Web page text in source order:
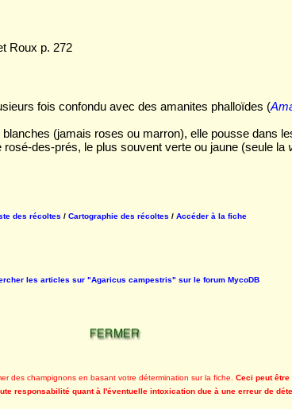
Roux p. 272
fois confondu avec des amanites phalloïdes (
blanches (jamais roses ou marron), elle pousse dans
des-prés, le plus souvent verte ou jaune (seule la
des récoltes / Cartographie des récoltes / Accéder à la fiche
les articles sur "Agaricus campestris" sur le forum MycoDB
des champignons en basant votre détermination sur la fiche. Ceci peut être
responsabilité quant à l'éventuelle intoxication due à une erreur de